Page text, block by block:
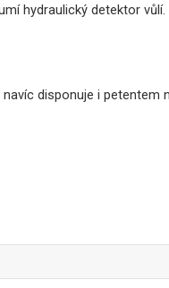
hydraulický detektor
disponuje i